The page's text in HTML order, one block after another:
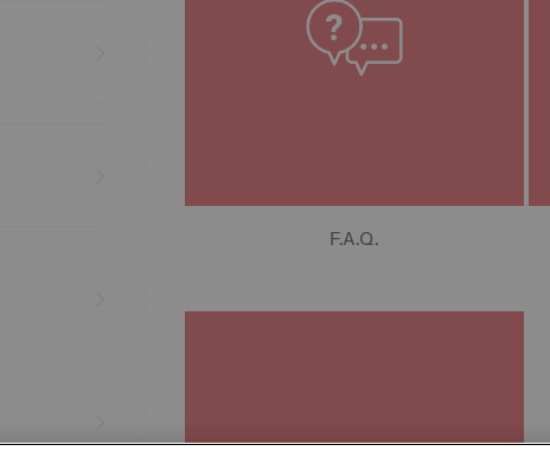
F.A.Q.